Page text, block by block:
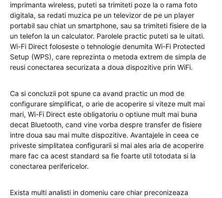
imprimanta wireless, puteti sa trimiteti poze la o rama foto
digitala, sa redati muzica pe un televizor de pe un player
portabil sau chiat un smartphone, sau sa trimiteti fisiere de la
un telefon la un calculator. Parolele practic puteti sa le uitati.
Wi-Fi Direct foloseste o tehnologie denumita Wi-Fi Protected
Setup (WPS), care reprezinta o metoda extrem de simpla de
reusi conectarea securizata a doua dispozitive prin WiFi.
Ca si concluzii pot spune ca avand practic un mod de
configurare simplificat, o arie de acoperire si viteze mult mai
mari, Wi-Fi Direct este obligatoriu o optiune mult mai buna
decat Bluetooth, cand vine vorba despre transfer de fisiere
intre doua sau mai multe dispozitive. Avantajele in ceea ce
priveste simplitatea configurarii si mai ales aria de acoperire
mare fac ca acest standard sa fie foarte util totodata si la
conectarea perifericelor.
Exista multi analisti in domeniu care chiar preconizeaza